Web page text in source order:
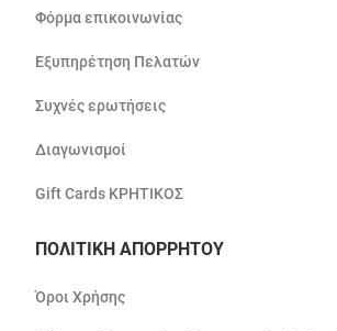
Φόρμα επικοινωνίας
Εξυπηρέτηση Πελατών
Συχνές ερωτήσεις
Διαγωνισμοί
Gift Cards ΚΡΗΤΙΚΟΣ
ΠΟΛΙΤΙΚΗ ΑΠΟΡΡΗΤΟΥ
Όροι Χρήσης